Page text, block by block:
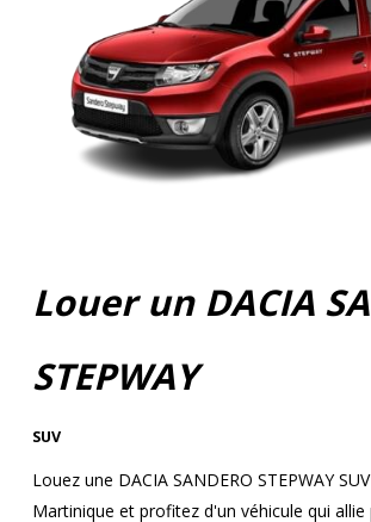
Louer un DACIA
STEPWAY
SUV
Louez une DACIA SANDERO STEPWAY
Martinique et profitez d'un véhicule qui allie